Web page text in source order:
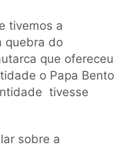
tivemos a
quebra do
que ofereceu
o Papa Bento
tivesse
sobre a